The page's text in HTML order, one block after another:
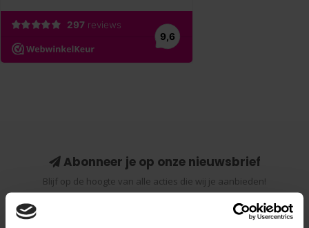
Abonneer je op onze nieuwsbrief
Blijf op de hoogte van alle acties die wij je aanbieden!
Abonneer